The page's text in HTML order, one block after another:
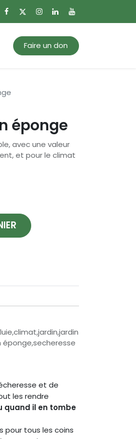
Faire un don
éponge
avec une valeur
et pour le climat
éponge,secheresse
et de
les rendre
quand il en tombe
pour tous les coins